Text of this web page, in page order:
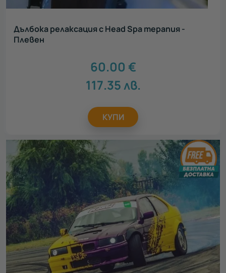
Дълбока релаксация с Head Spa терапия -
Плевен
60.00 €
117.35лв.
КУПИ